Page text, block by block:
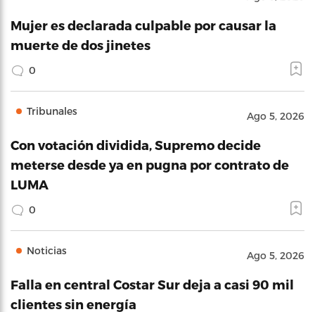
Mujer es declarada culpable por causar la
muerte de dos jinetes
0
Tribunales Ago 5, 2026
Con votación dividida, Supremo decide
meterse desde ya en pugna por contrato de
LUMA
0
Noticias Ago 5, 2026
Falla en central Costar Sur deja a casi 90 mil
clientes sin energía